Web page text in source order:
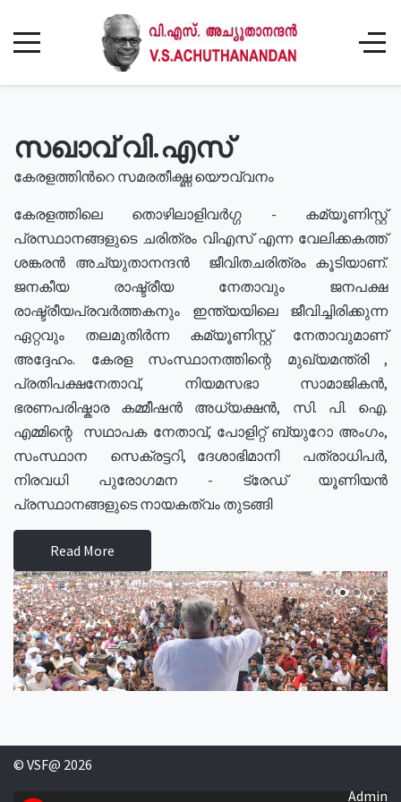
സഖാവ് വി.എസ്
കേരളത്തിൻറെ സമരതീക്ഷ്ണ യൌവ്വനം
കേരളത്തിലെ തൊഴിലാളിവർഗ്ഗ - കമ്യൂണിസ്റ്റ്
പ്രസ്ഥാനങ്ങളുടെ ചരിത്രം വിഎസ് എന്ന വേലിക്കകത്ത്
ശങ്കരൻ അച്യുതാനന്ദൻ ജീവിതചരിത്രം കൂടിയാണ്.
ജനകീയ രാഷ്ട്രീയ നേതാവും ജനപക്ഷ
രാഷ്ട്രീയപ്രവർത്തകനും ഇന്ത്യയിലെ ജീവിച്ചിരിക്കുന്ന
ഏറ്റവും തലമുതിർന്ന കമ്യൂണിസ്റ്റ് നേതാവുമാണ്
അദ്ദേഹം. കേരള സംസ്ഥാനത്തിന്റെ മുഖ്യമന്ത്രി ,
പ്രതിപക്ഷനേതാവ്, നിയമസഭാ സാമാജികൻ,
ഭരണപരിഷ്കാര കമ്മീഷൻ അധ്യക്ഷൻ, സി. പി. ഐ.
എമ്മിന്റെ സഥാപക നേതാവ്, പോളിറ്റ് ബ്യുറോ അംഗം,
സംസ്ഥാന സെക്രട്ടറി, ദേശാഭിമാനി പത്രാധിപർ,
നിരവധി പുരോഗമന - ട്രേഡ് യൂണിയൻ
പ്രസ്ഥാനങ്ങളുടെ നായകത്വം തുടങ്ങി
Read More
© VSF@ 2026
Admin